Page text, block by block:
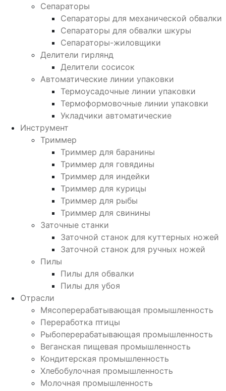
Сепараторы
Сепараторы для механической обвалки
Сепараторы для обвалки шкуры
Сепараторы-жиловщики
Делители гирлянд
Делители сосисок
Автоматические линии упаковки
Термоусадочные линии упаковки
Термоформовочные линии упаковки
Укладчики автоматические
Инструмент
Триммер
Триммер для баранины
Триммер для говядины
Триммер для индейки
Триммер для курицы
Триммер для рыбы
Триммер для свинины
Заточные станки
Заточной станок для куттерных ножей
Заточной станок для ручных ножей
Пилы
Пилы для обвалки
Пилы для убоя
Отрасли
Мясоперерабатывающая промышленность
Переработка птицы
Рыбоперерабатывающая промышленность
Веганская пищевая промышленность
Кондитерская промышленность
Хлебобулочная промышленность
Молочная промышленность